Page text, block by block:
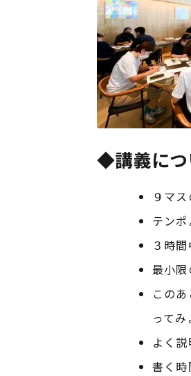
◆講義につ
９マ
テン
３時
最小限
この
って
よく
書く時